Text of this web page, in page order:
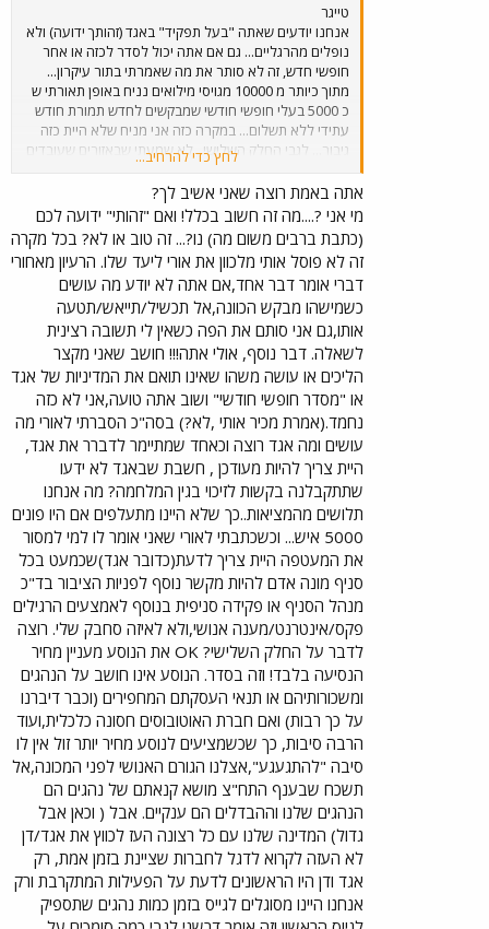
טייגר
אנחנו יודעים שאתה "בעל תפקיד" באגד (זהותך ידועה) ולא
נופלים מהרגליים... גם אם אתה יכול לסדר לכזה או אחר
חופשי חדש, זה לא סותר את מה שאמרתי בתור עיקרון...
מתוך כיותר מ 10000 מגויסי מילואים נניח באופן תאורתי ש
כ 5000 בעלי חופשי חודשי שמבקשים לחדש תמורת חודש
עתידי ללא תשלום... במקרה כזה אני מניח שלא היית כזה
גיבור... לגבי החלק השלישי , לא שמעתי שבאזורים שעובדים
החיקויים הזולים למשל מטרופולין,קונקס מתגעגעים "לאביו
מולידו של תחבורה ציבורית מסודרת..." ק א ט ד ב ו ל ש י ט
לחץ כדי להרחיב...
אתה באמת רוצה שאני אשיב לך?
מי אני ?....מה זה חשוב בכלל! ואם "זהותי" ידועה לכם
(כתבת ברבים משום מה) נו?... זה טוב או לא? בכל מקרה
זה לא פוסל אותי מלכוון את אורי ליעד שלו. הרעיון מאחורי
דברי אומר דבר אחד,אם אתה לא יודע מה עושים
כשמישהו מבקש הכוונה,אל תכשיל/תייאש/תטעה
אותו,גם אני סותם את הפה כשאין לי תשובה רצינית
לשאלה. דבר נוסף, אולי אתה!!! חושב שאני מקצר
הליכים או עושה משהו שאינו תואם את המדיניות של אגד
או "מסדר חופשי חודשי" ושוב אתה טועה,אני לא כזה
נחמד.(אמרת מכיר אותי ,לא?) בסה"כ הסברתי לאורי מה
עושים ומה אגד רוצה וכאחד שמתיימר לדברר את אגד,
היית צריך להיות מעודכן , חשבת שבאגד לא ידעו
שתתקבלנה בקשות לזיכוי בגין המלחמה? מה אנחנו
תלושים מהמציאות..כך שלא היינו מתעלפים אם היו פונים
5000 איש... וכשכתבתי לאורי שאני אומר לו למי למסור
את המעטפה היית צריך לדעת(כדובר אגד)שכמעט בכל
סניף מונה אדם להיות מקשר נוסף לפניות הציבור בד"כ
מנהל הסניף או פקידה סניפית בנוסף לאמצעים הרגילים
פקס/אינטרנט/מענה אנושי,ולא לאיזה סחבק שלי. רוצה
לדבר על החלק השלישי? OK את הנוסע מעניין מחיר
הנסיעה בלבד! וזה בסדר. הנוסע אינו חושב על הנהגים
ומשכורותיהם או תנאי העסקתם המחפירים (וכבר דיברנו
על כך רבות) ואם חברת האוטובוסים חסונה כלכלית,ועוד
הרבה סיבות, כך שכשמציעים לנוסע מחיר יותר זול אין לו
סיבה "להתגעגע",אצלנו הגורם האנושי לפני המכונה,אל
תשכח שבענף התח"צ מושא קנאתם של נהגים הם
הנהגים שלנו וההבדלים הם ענקיים. אבל ( וכאן אבל
גדול) המדינה שלנו עם כל רצונה העז לכווץ את אגד/דן
לא העזה לקרוא לדגל לחברות שציינת בזמן אמת, רק
אגד ודן היו הראשונים לדעת על הפעילות המתקרבת ורק
אנחנו היינו מסוגלים לגייס בזמן כמות נהגים שתספיק